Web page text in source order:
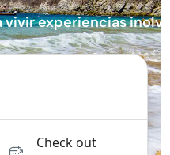
vivir experiencias
Check out